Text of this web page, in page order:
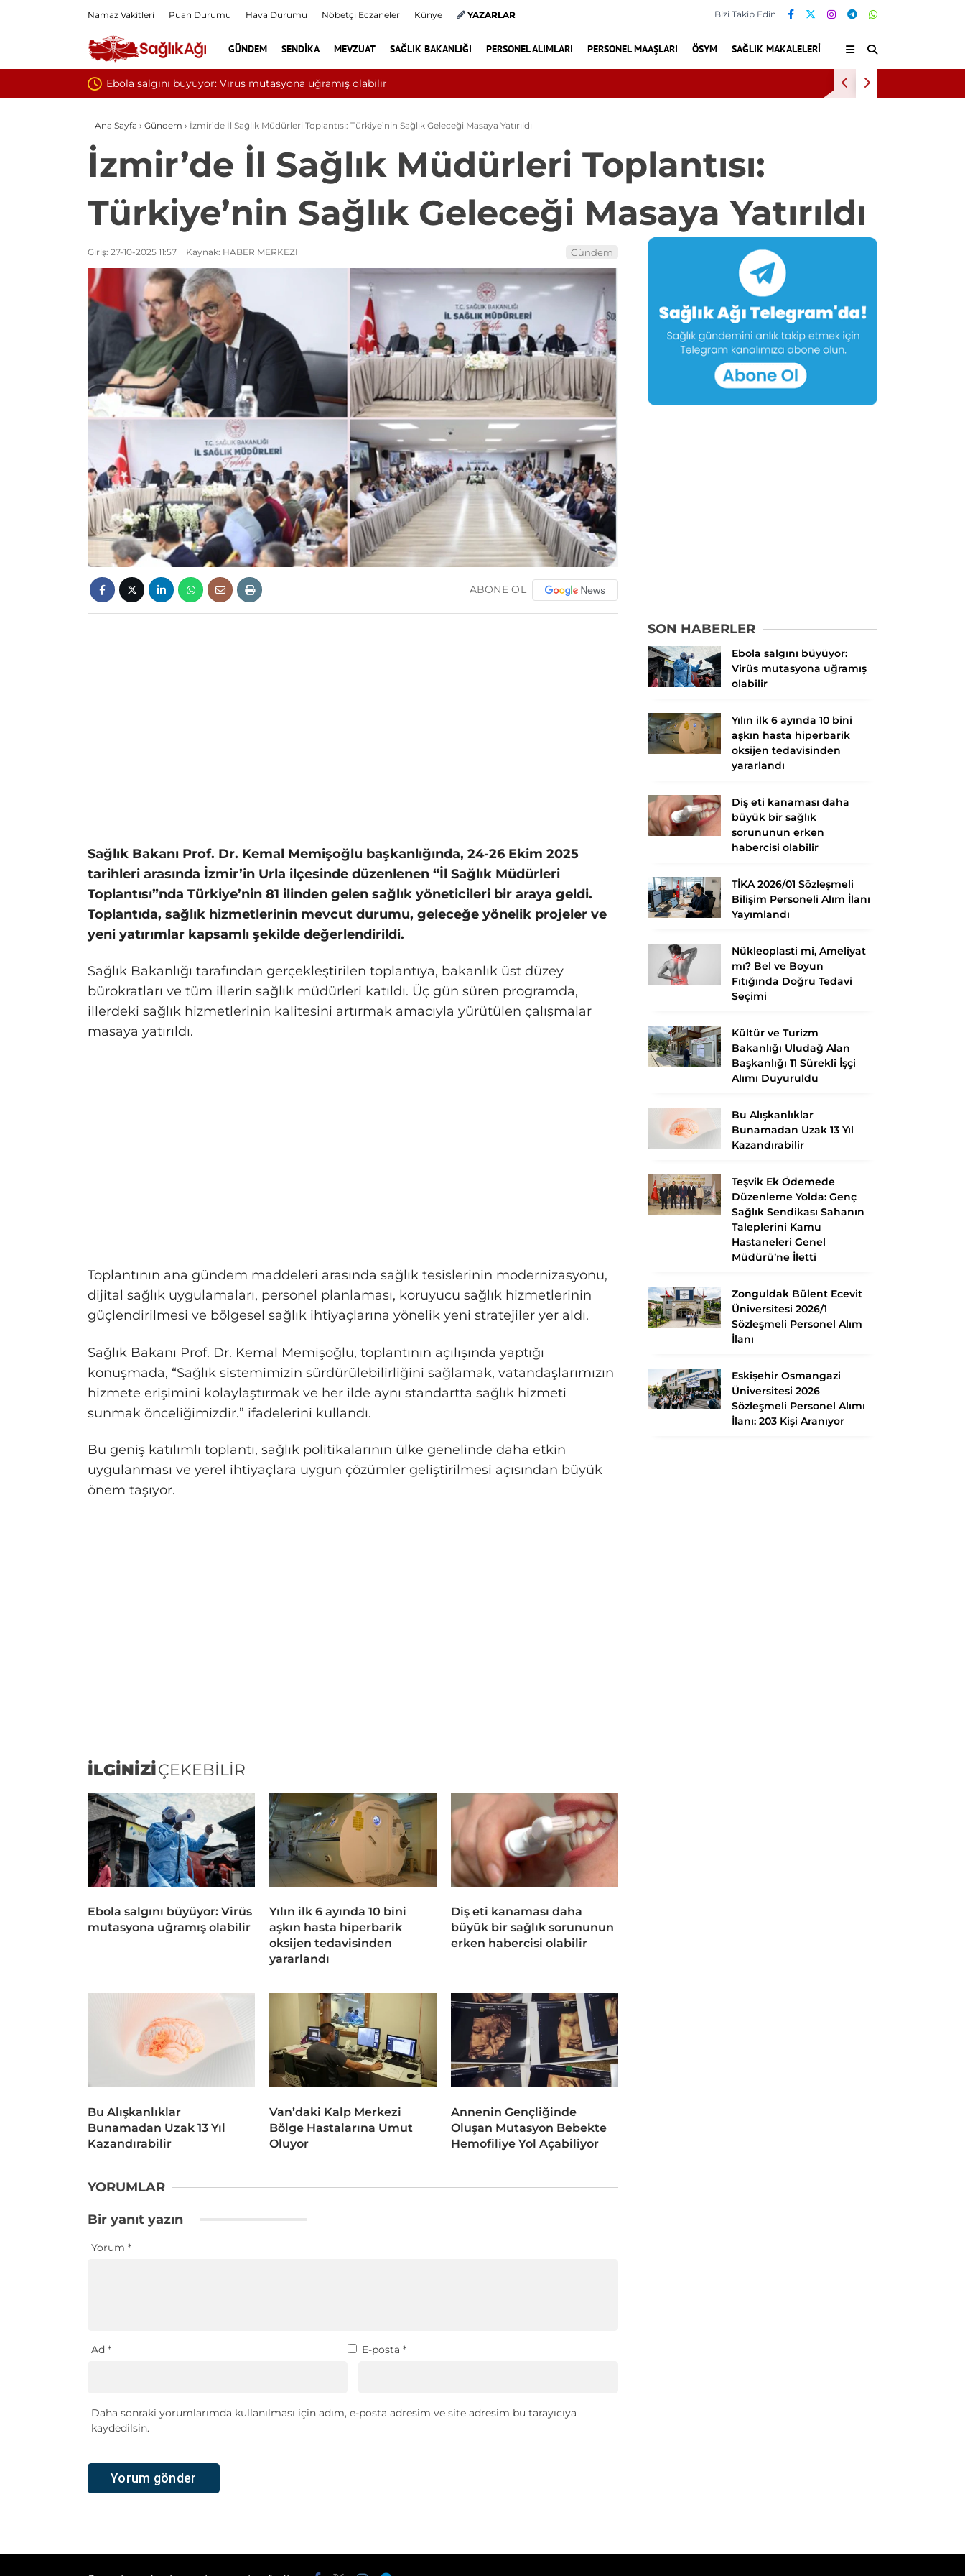
Namaz Vakitleri Puan Durumu Hava Durumu Nöbetçi Eczaneler Künye YAZARLAR Bizi Takip Edin
GÜNDEM SENDIKA MEVZUAT SAĞLIK BAKANLIĞI PERSONEL ALIMLARI PERSONEL MAAŞLARI ÖSYM SAĞLIK MAKALELERI
Yılın ilk 6 ayında 10 bini aşkın hasta hiperbarik oksijen tedavisinden yararlandı
Ana Sayfa › Gündem › İzmir’de İl Sağlık Müdürleri Toplantısı: Türkiye’nin Sağlık Geleceği Masaya Yatırıldı
İzmir’de İl Sağlık Müdürleri Toplantısı:
Türkiye’nin Sağlık Geleceği Masaya Yatırıldı
Giriş: 27-10-2025 11:57 Kaynak: HABER MERKEZI Gündem
ABONE OL
Sağlık Bakanı Prof. Dr. Kemal Memişoğlu başkanlığında, 24-26 Ekim 2025
tarihleri arasında İzmir’in Urla ilçesinde düzenlenen “İl Sağlık Müdürleri
Toplantısı”nda Türkiye’nin 81 ilinden gelen sağlık yöneticileri bir araya geldi.
Toplantıda, sağlık hizmetlerinin mevcut durumu, geleceğe yönelik projeler ve
yeni yatırımlar kapsamlı şekilde değerlendirildi.
Sağlık Bakanlığı tarafından gerçekleştirilen toplantıya, bakanlık üst düzey
bürokratları ve tüm illerin sağlık müdürleri katıldı. Üç gün süren programda,
illerdeki sağlık hizmetlerinin kalitesini artırmak amacıyla yürütülen çalışmalar
masaya yatırıldı.
Toplantının ana gündem maddeleri arasında sağlık tesislerinin modernizasyonu,
dijital sağlık uygulamaları, personel planlaması, koruyucu sağlık hizmetlerinin
güçlendirilmesi ve bölgesel sağlık ihtiyaçlarına yönelik yeni stratejiler yer aldı.
Sağlık Bakanı Prof. Dr. Kemal Memişoğlu, toplantının açılışında yaptığı
konuşmada, “Sağlık sistemimizin sürdürülebilirliğini sağlamak, vatandaşlarımızın
hizmete erişimini kolaylaştırmak ve her ilde aynı standartta sağlık hizmeti
sunmak önceliğimizdir.” ifadelerini kullandı.
Bu geniş katılımlı toplantı, sağlık politikalarının ülke genelinde daha etkin
uygulanması ve yerel ihtiyaçlara uygun çözümler geliştirilmesi açısından büyük
önem taşıyor.
İLGİNİZİÇEKEBİLİR
Ebola salgını büyüyor: Virüs
mutasyona uğramış olabilir
Yılın ilk 6 ayında 10 bini
aşkın hasta hiperbarik
oksijen tedavisinden
yararlandı
Diş eti kanaması daha
büyük bir sağlık sorununun
erken habercisi olabilir
Bu Alışkanlıklar
Bunamadan Uzak 13 Yıl
Kazandırabilir
Van’daki Kalp Merkezi
Bölge Hastalarına Umut
Oluyor
Annenin Gençliğinde
Oluşan Mutasyon Bebekte
Hemofiliye Yol Açabiliyor
YORUMLAR
Bir yanıt yazın
Yorum *
Ad * E-posta *
Daha sonraki yorumlarımda kullanılması için adım, e-posta adresim ve site adresim bu tarayıcıya
kaydedilsin.
SON HABERLER
Ebola salgını büyüyor:
Virüs mutasyona uğramış
olabilir
Yılın ilk 6 ayında 10 bini
aşkın hasta hiperbarik
oksijen tedavisinden
yararlandı
Diş eti kanaması daha
büyük bir sağlık
sorununun erken
habercisi olabilir
TİKA 2026/01 Sözleşmeli
Bilişim Personeli Alım İlanı
Yayımlandı
Nükleoplasti mi, Ameliyat
mı? Bel ve Boyun
Fıtığında Doğru Tedavi
Seçimi
Kültür ve Turizm
Bakanlığı Uludağ Alan
Başkanlığı 11 Sürekli İşçi
Alımı Duyuruldu
Bu Alışkanlıklar
Bunamadan Uzak 13 Yıl
Kazandırabilir
Teşvik Ek Ödemede
Düzenleme Yolda: Genç
Sağlık Sendikası Sahanın
Taleplerini Kamu
Hastaneleri Genel
Müdürü’ne İletti
Zonguldak Bülent Ecevit
Üniversitesi 2026/1
Sözleşmeli Personel Alım
İlanı
Eskişehir Osmangazi
Üniversitesi 2026
Sözleşmeli Personel Alımı
İlanı: 203 Kişi Aranıyor